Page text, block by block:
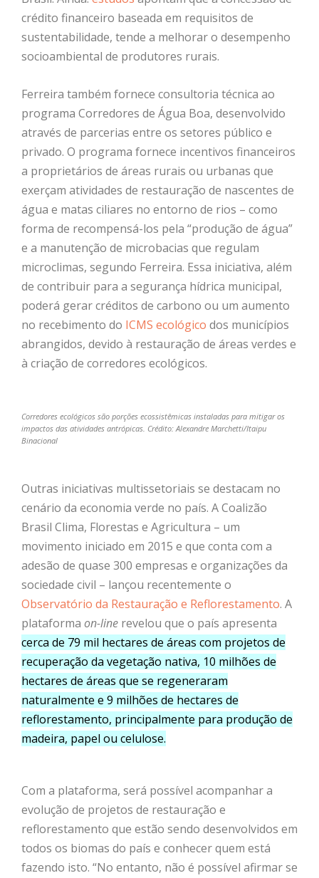
crédito financeiro baseada em requisitos de
sustentabilidade, tende a melhorar o desempenho
socioambiental de produtores rurais.
Ferreira também fornece consultoria técnica ao
programa Corredores de Água Boa, desenvolvido
através de parcerias entre os setores público e
privado. O programa fornece incentivos financeiros
a proprietários de áreas rurais ou urbanas que
exerçam atividades de restauração de nascentes de
água e matas ciliares no entorno de rios – como
forma de recompensá-los pela “produção de água”
e a manutenção de microbacias que regulam
microclimas, segundo Ferreira. Essa iniciativa, além
de contribuir para a segurança hídrica municipal,
poderá gerar créditos de carbono ou um aumento
no recebimento do ICMS ecológico dos municípios
abrangidos, devido à restauração de áreas verdes e
à criação de corredores ecológicos.
Corredores ecológicos são porções ecossistêmicas instaladas para mitigar os
impactos das atividades antrópicas. Crédito: Alexandre Marchetti/Itaipu
Binacional
Outras iniciativas multissetoriais se destacam no
cenário da economia verde no país. A Coalizão
Brasil Clima, Florestas e Agricultura – um
movimento iniciado em 2015 e que conta com a
adesão de quase 300 empresas e organizações da
sociedade civil – lançou recentemente o
Observatório da Restauração e Reflorestamento. A
plataforma on-line revelou que o país apresenta
cerca de 79 mil hectares de áreas com projetos de
recuperação da vegetação nativa, 10 milhões de
hectares de áreas que se regeneraram
naturalmente e 9 milhões de hectares de
reflorestamento, principalmente para produção de
madeira, papel ou celulose.
Com a plataforma, será possível acompanhar a
evolução de projetos de restauração e
reflorestamento que estão sendo desenvolvidos em
todos os biomas do país e conhecer quem está
fazendo isto. “No entanto, não é possível afirmar se